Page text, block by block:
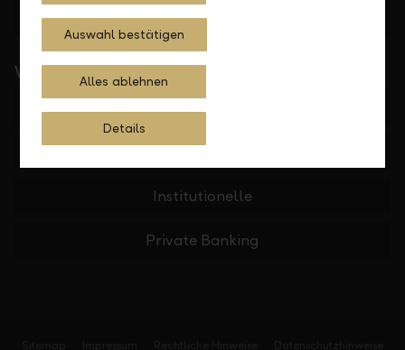
Standorte finden
Wichtige Links
Private
Institutionelle
Private Banking
Auswahl bestätigen
Alles ablehnen
Details